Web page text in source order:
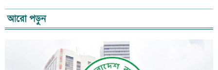
আরো পড়ুন